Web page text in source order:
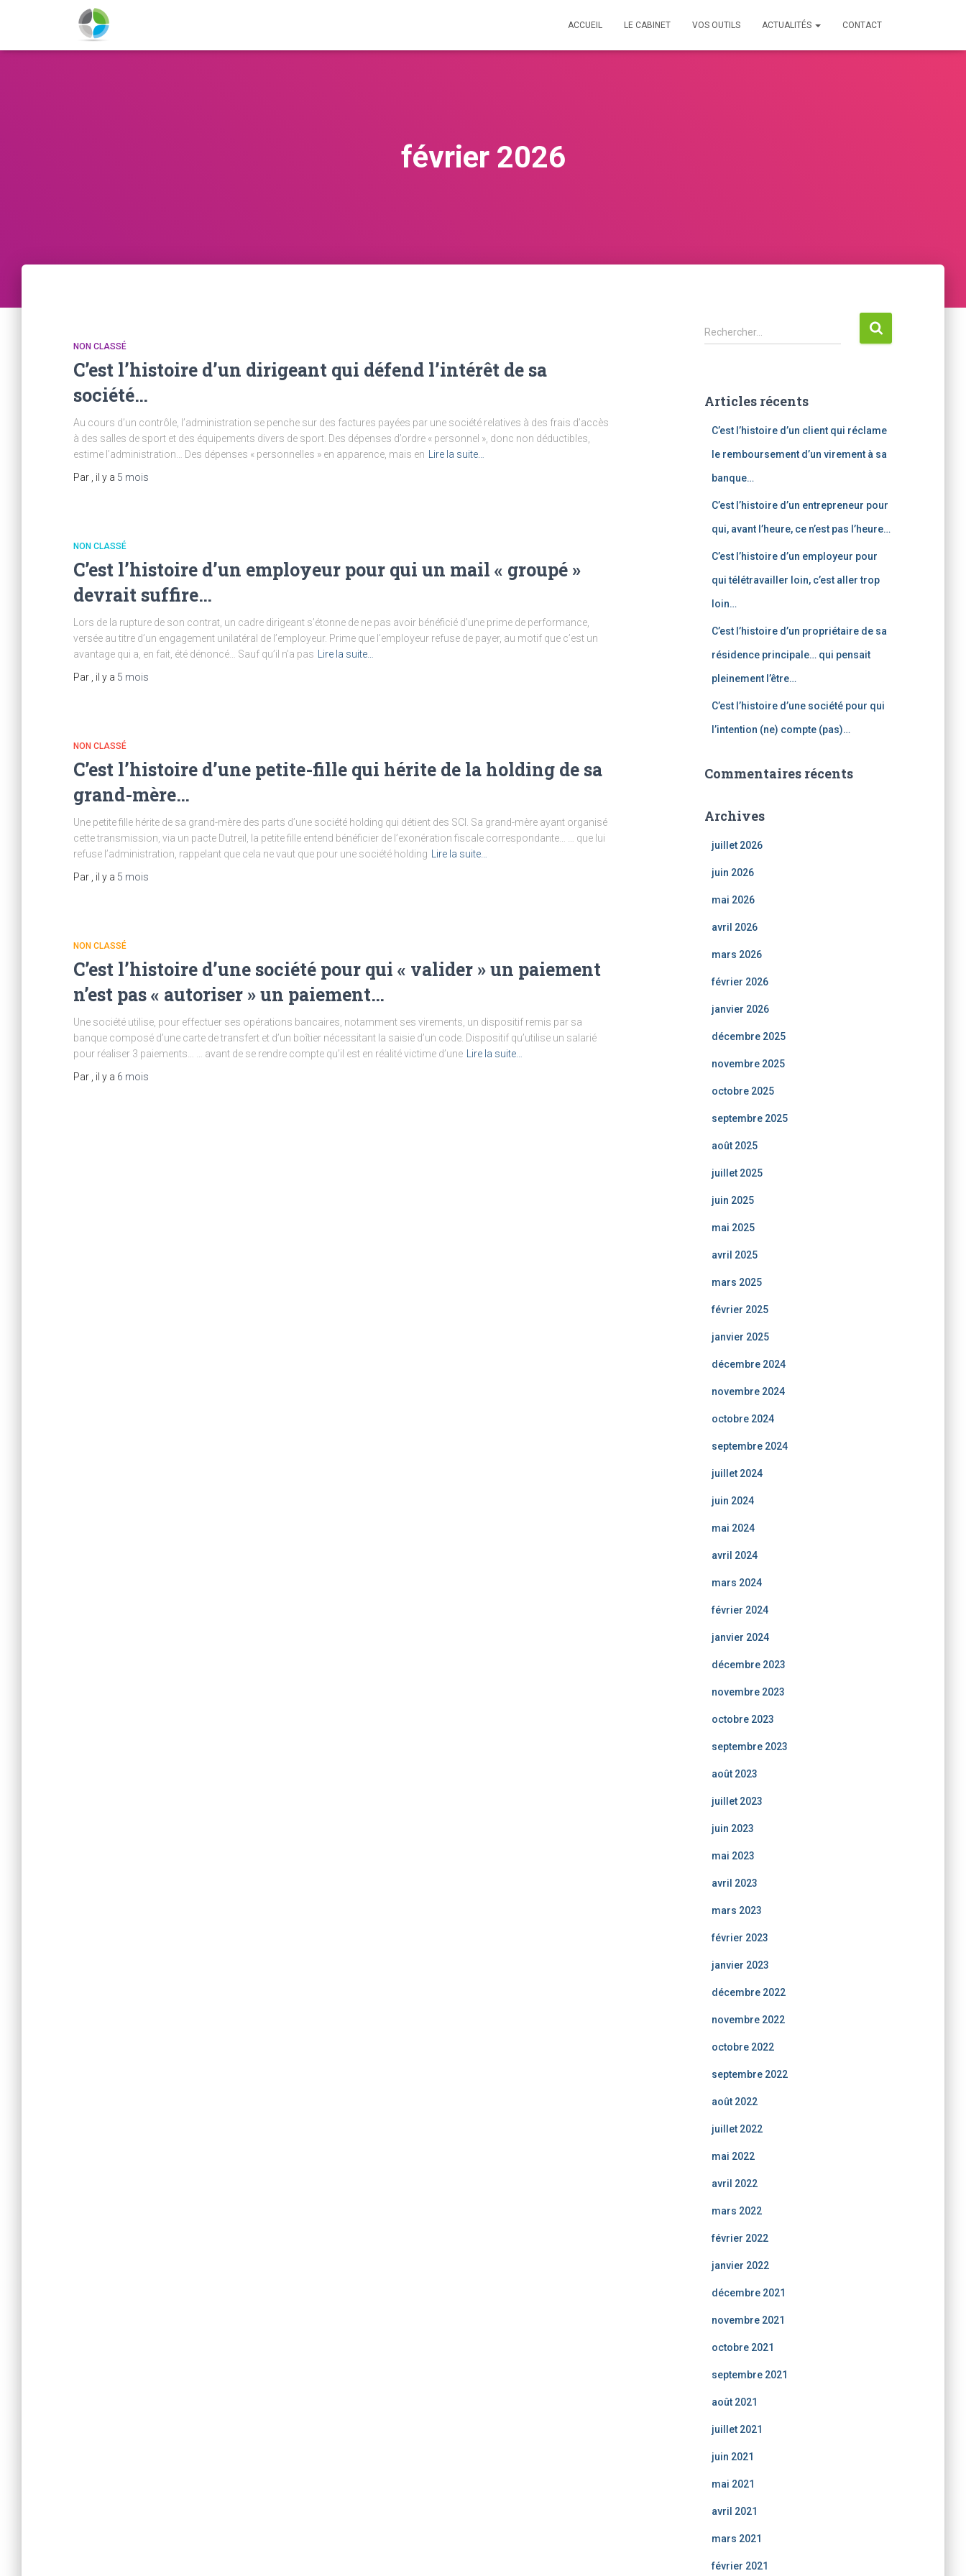
ACCUEIL LE CABINET VOS OUTILS ACTUALITÉS CONTACT
février 2026
NON CLASSÉ
C’est l’histoire d’un dirigeant qui défend l’intérêt de sa
société…
Au cours d’un contrôle, l’administration se penche sur des factures payées par une société relatives à des frais d’accès
à des salles de sport et des équipements divers de sport. Des dépenses d’ordre « personnel », donc non déductibles,
estime l’administration… Des dépenses « personnelles » en apparence, mais en
Lire la suite…
Par
, il y a 5 mois
NON CLASSÉ
C’est l’histoire d’un employeur pour qui un mail « groupé »
devrait suffire…
Lors de la rupture de son contrat, un cadre dirigeant s’étonne de ne pas avoir bénéficié d’une prime de performance,
versée au titre d’un engagement unilatéral de l’employeur. Prime que l’employeur refuse de payer, au motif que c’est un
avantage qui a, en fait, été dénoncé… Sauf qu’il n’a pas
Lire la suite…
Par
, il y a 5 mois
NON CLASSÉ
C’est l’histoire d’une petite-fille qui hérite de la holding de sa
grand-mère…
Une petite fille hérite de sa grand-mère des parts d’une société holding qui détient des SCI. Sa grand-mère ayant organisé
cette transmission, via un pacte Dutreil, la petite fille entend bénéficier de l’exonération fiscale correspondante… … que lui
refuse l’administration, rappelant que cela ne vaut que pour une société holding
Lire la suite…
Par
, il y a 5 mois
NON CLASSÉ
C’est l’histoire d’une société pour qui « valider » un paiement
n’est pas « autoriser » un paiement…
Une société utilise, pour effectuer ses opérations bancaires, notamment ses virements, un dispositif remis par sa
banque composé d’une carte de transfert et d’un boîtier nécessitant la saisie d’un code. Dispositif qu’utilise un salarié
pour réaliser 3 paiements… … avant de se rendre compte qu’il est en réalité victime d’une
Lire la suite…
Par
, il y a 6 mois
R
e
r
Rechercher…
Articles récents
C’est l’histoire d’un client qui réclame
le remboursement d’un virement à sa
banque…
C’est l’histoire d’un entrepreneur pour
qui, avant l’heure, ce n’est pas l’heure…
C’est l’histoire d’un employeur pour
qui télétravailler loin, c’est aller trop
loin…
C’est l’histoire d’un propriétaire de sa
résidence principale… qui pensait
pleinement l’être…
C’est l’histoire d’une société pour qui
l’intention (ne) compte (pas)…
Commentaires récents
Archives
juillet 2026
juin 2026
mai 2026
avril 2026
mars 2026
février 2026
janvier 2026
décembre 2025
novembre 2025
octobre 2025
septembre 2025
août 2025
juillet 2025
juin 2025
mai 2025
avril 2025
mars 2025
février 2025
janvier 2025
décembre 2024
novembre 2024
octobre 2024
septembre 2024
juillet 2024
juin 2024
mai 2024
avril 2024
mars 2024
février 2024
janvier 2024
décembre 2023
novembre 2023
octobre 2023
septembre 2023
août 2023
juillet 2023
juin 2023
mai 2023
avril 2023
mars 2023
février 2023
janvier 2023
décembre 2022
novembre 2022
octobre 2022
septembre 2022
août 2022
juillet 2022
mai 2022
avril 2022
mars 2022
février 2022
janvier 2022
décembre 2021
novembre 2021
octobre 2021
septembre 2021
août 2021
juillet 2021
juin 2021
mai 2021
avril 2021
mars 2021
février 2021